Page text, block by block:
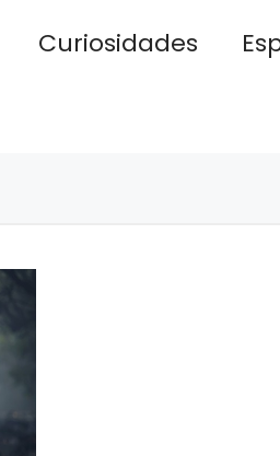
Curiosidades